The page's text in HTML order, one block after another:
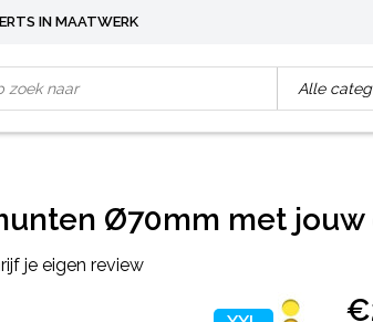
IN MAATWERK
Ø70mm met
je eigen review